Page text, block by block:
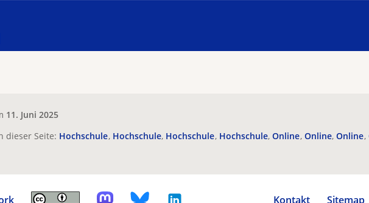
11. Juni 2025
dieser Seite: Hochschule Hochschule Hochschule Hochschule Online Online Online
Kontakt Sitemap